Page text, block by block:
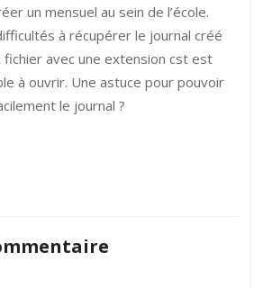
un mensuel au sein de l’école.
à récupérer le journal créé
fichier avec une extension cst est
à ouvrir. Une astuce pour pouvoir
le journal ?